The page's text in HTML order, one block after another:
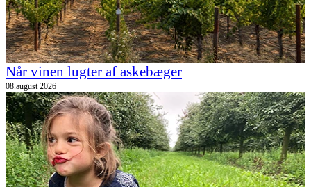
Når vinen lugter af askebæger
08.august 2026